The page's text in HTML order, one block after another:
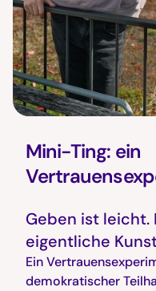
Mini-Ting: ein
Geben ist leicht.
eigentliche
Ein
demokratischer